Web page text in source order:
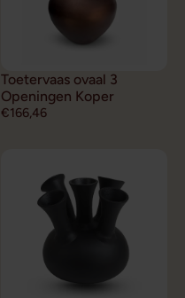
Toetervaas ovaal 3
Openingen Koper
€166,46